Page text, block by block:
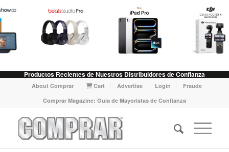
Productos Recientes de Nuestros Distribuidores de Confianza
About Comprar Cart Advertise Login
Fraude
Comprar Magazine: Guia de Mayoristas de Confianza